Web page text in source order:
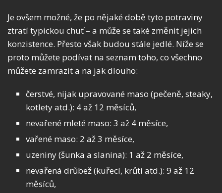
Je ovšem možné, že po nějaké době tyto potraviny
ztratí typickou chuť – a může se také změnit jejich
konzistence. Přesto však budou stále jedlé. Níže se
proto můžete podívat na seznam toho, co všechno
můžete zamrazit a na jak dlouho:
čerstvé, nijak upravované maso (pečeně, steaky,
kotlety atd.): 4 až 12 měsíců,
nevařené mleté maso: 3 až 4 měsíce,
vařené maso: 2 až 3 měsíce,
uzeniny (šunka a slanina): 1 až 2 měsíce,
nevařená drůbež (kuřecí, krůtí atd.): 9 až 12
měsíců,